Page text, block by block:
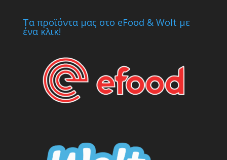
Τα προϊόντα μας στο eFood & Wolt με
ένα κλικ!